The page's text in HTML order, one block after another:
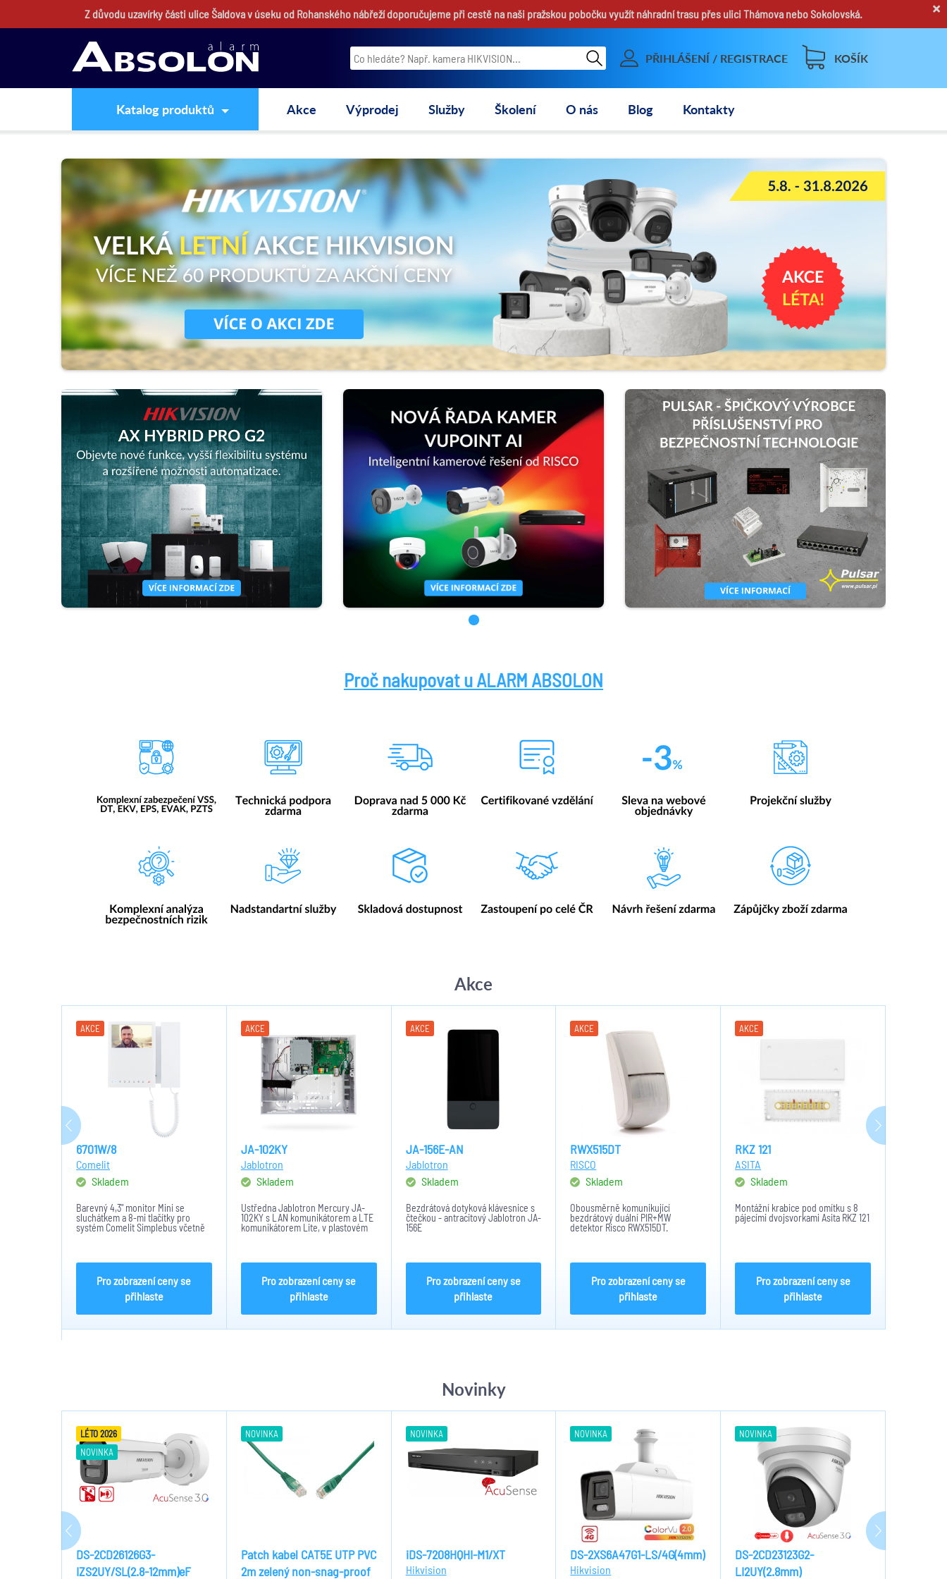
×
Z důvodu uzavírky části ulice Šaldova v úseku od Rohanského nábřeží doporučujeme při cestě na naši pražskou pobočku využít náhradní trasu přes ulici Thámova nebo Sokolovská.
PŘIHLÁŠENÍ / REGISTRACE KOŠÍK
Katalog produktů Akce Výprodej Služby Školení O nás Blog Kontakty
Proč nakupovat u ALARM ABSOLON
Akce
AKCE
6701W/8
Comelit
Skladem
Barevný 4,3" monitor Mini se
sluchátkem a 8-mi tlačítky pro
systém Comelit Simplebus včetně
terminálu 1214/2C. Bílé provedení,
Pro zobrazení ceny se
přihlaste
AKCE
JA-102KY
Jablotron
Skladem
Ústředna Jablotron Mercury JA-
102KY s LAN komunikátorem a LTE
komunikátorem Lite, v plastovém
krytu se zdrojem, prostor pro Aku
Pro zobrazení ceny se
přihlaste
AKCE
JA-156E-AN
Jablotron
Skladem
Bezdrátová dotyková klávesnice s
čtečkou - antracitový Jablotron JA-
156E
Pro zobrazení ceny se
přihlaste
AKCE
RWX515DT
RISCO
Skladem
Obousměrně komunikující
bezdrátový duální PIR+MW
detektor Risco RWX515DT.
Pro zobrazení ceny se
přihlaste
AKCE
RKZ 121
ASITA
Skladem
Montážní krabice pod omítku s 8
pájecími dvojsvorkami Asita RKZ 121
Pro zobrazení ceny se
přihlaste
Novinky
LÉTO 2026
NOVINKA
DS-2CD26126G3-
IZS2UY/SL(2.8-12mm)eF
NOVINKA
Patch kabel CAT5E UTP PVC
2m zelený non-snag-proof
NOVINKA
iDS-7208HQHI-M1/XT
Hikvision
NOVINKA
DS-2XS6A47G1-LS/4G(4mm)
Hikvision
NOVINKA
DS-2CD23123G2-
LI2UY(2.8mm)